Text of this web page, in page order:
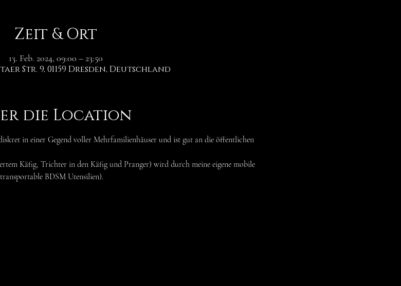
Zeit & Ort
13. Feb. 2024, 09:00 – 23:50
Str. 9, 01159 Dresden, Deutschland
die Location
in einer Gegend voller Mehrfamilienhäuser und ist gut an die öffentlichen
Käfig, Trichter in den Käfig und Pranger) wird durch meine eigene mobile
BDSM Utensilien).